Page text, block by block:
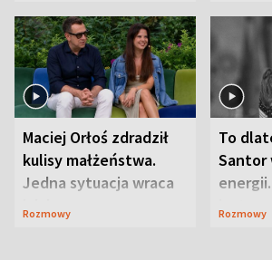
Maciej Orłoś zdradził
kulisy małżeństwa.
Jedna sytuacja wraca
jak bumerang
Rozmowy
To
Santor
jest
Rozmowy